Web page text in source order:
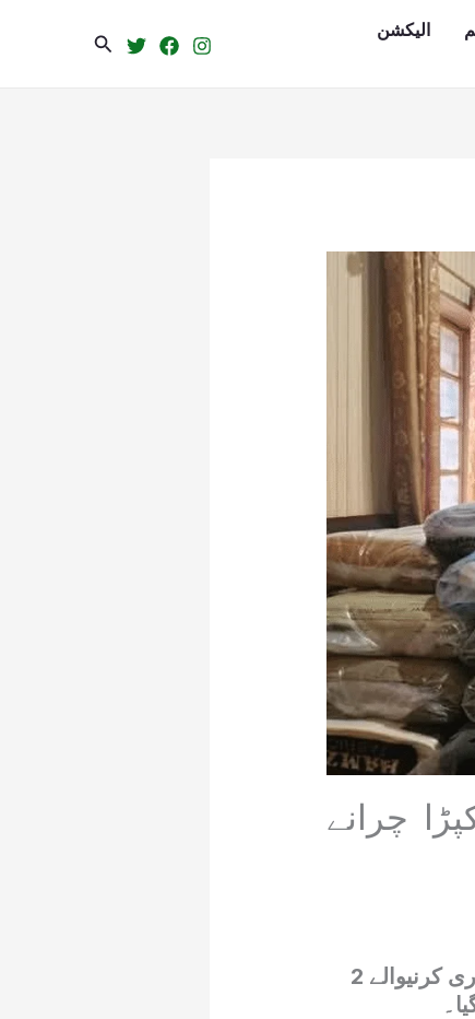
الیکشن
Search
18لاکھ کا کپڑا چرانے
کوٹلی( کشمیر ڈیجیٹل) تھانہ پولیس کھوئی رٹہ نے 18 لاکھ مالیت کا کپڑا چوری کرنیوالے 2